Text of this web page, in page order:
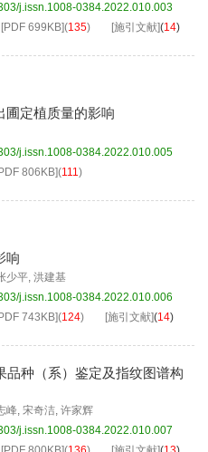
j.issn.1008-0384.2022.010.003
[PDF 699KB](135) [施引文献](14)
圃定植质量的影响
j.issn.1008-0384.2022.010.005
806KB](111)
响
少平, 洪建基
j.issn.1008-0384.2022.010.006
743KB](124) [施引文献](14)
品种（系）鉴定及指纹图谱构
峰, 宋奇洁, 许家辉
j.issn.1008-0384.2022.010.007